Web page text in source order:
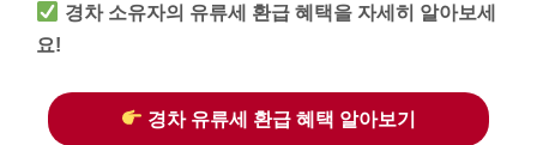
경차 소유자의 유류세 환급 혜택을 자세히 알아보세
요!
경차 유류세 환급 혜택 알아보기